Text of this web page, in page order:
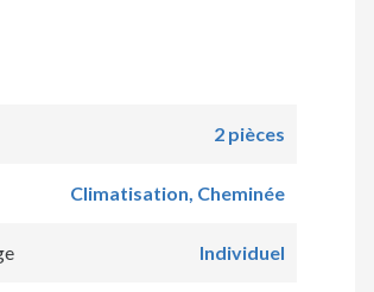
2 pièces
Climatisation, Cheminée
Individuel